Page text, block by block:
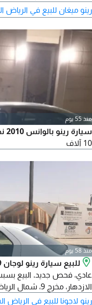
الحالة: أريد
والحمدلله. اذكروا الله.
رينو ميغان للبيع في الرياض
منذ 55 يوم
10 آلاف
منذ 58 يوم
عادي، فحص جديد. البيع
الازدهار، مخرج 9، شمال الرياض. للتواصل.
رينو لاجونا للبيع في الرياض